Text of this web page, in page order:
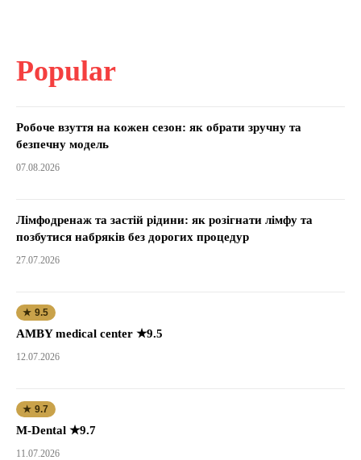
Popular
Робоче взуття на кожен сезон: як обрати зручну та
безпечну модель
07.08.2026
Лімфодренаж та застій рідини: як розігнати лімфу та
позбутися набряків без дорогих процедур
27.07.2026
★ 9.5
AMBY medical center ★9.5
12.07.2026
★ 9.7
M-Dental ★9.7
11.07.2026